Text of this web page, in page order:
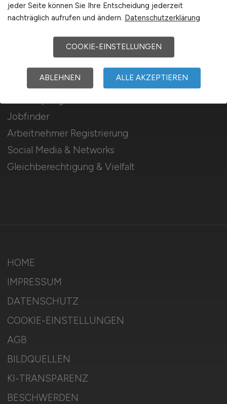
Für Arbeitnehmer
Jobfinder
Arbeitnehmer Registrierung
Social Media & Networks
Gleichberechtigung & Vielfalt
Arbeitgeber Kontakt
Karrierenetzwerk
HOME
IMPRESSUM
DATENSCHUTZ
COOKIE-EINSTELLUNGEN
AGB
BILDQUELLEN
KI-TRANSPARENZ
BESCHWERDEN
jeder Seite können Sie Ihre Entscheidung jederzeit
nachträglich aufrufen und ändern. Datenschutzerklärung
COOKIE-EINSTELLUNGEN
ABLEHNEN ALLE AKZEPTIEREN